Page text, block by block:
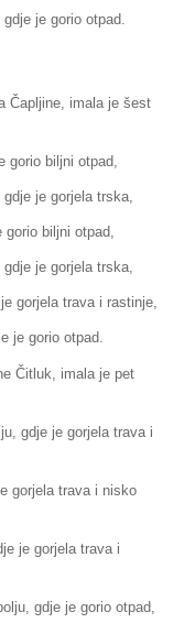
je gorio otpad.
Čapljine, imala je šest
gorio biljni otpad,
je gorjela trska,
gorio biljni otpad,
je gorjela trska,
gorjela trava i rastinje,
je gorio otpad.
Čitluk, imala je pet
gdje je gorjela trava i
gorjela trava i nisko
je gorjela trava i
gdje je gorio otpad,